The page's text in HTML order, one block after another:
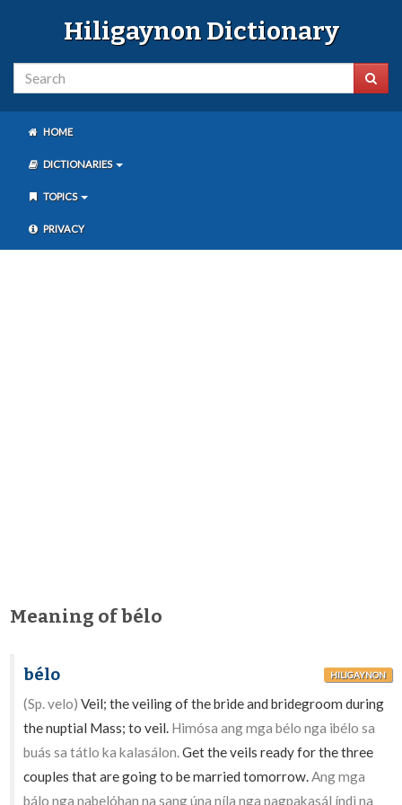
Hiligaynon Dictionary
HOME
DICTIONARIES
TOPICS
PRIVACY
Meaning of bélo
bélo HILIGAYNON
(Sp. velo) Veil; the veiling of the bride and bridegroom during
the nuptial Mass; to veil. Himósa ang mga bélo nga ibélo sa
buás sa tátlo ka kalasálon.Get the veils ready for the three
couples that are going to be married tomorrow.Ang mga
bálo nga nabelóhan na sang úna níla nga pagpakasál índì na